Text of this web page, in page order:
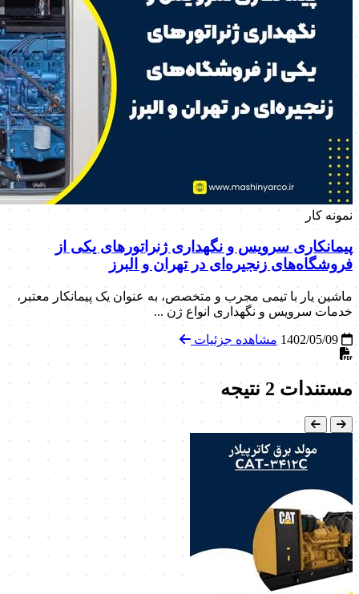
نمونه کار
پیمانکاری سرویس و نگهداری ژنراتورهای یکی از
فروشگاه‌های زنجیره‌ای در تهران و البرز
ماشین یار با تیمی مجرب و متخصص، به عنوان یک پیمانکار معتبر،
خدمات سرویس و نگهداری انواع ژن ...
مشاهده جزئیات
مستندات2 نتیجه